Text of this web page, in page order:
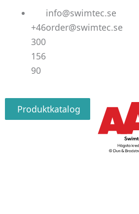
+46
300
156
90
info@swimtec.se
order@swimtec.se
Produktkatalog